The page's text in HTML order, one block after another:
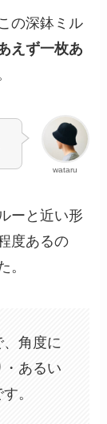
の深鉢ミル
えず一枚あ
wataru
ーと近い形
度あるの
。
角度に
あるい
。